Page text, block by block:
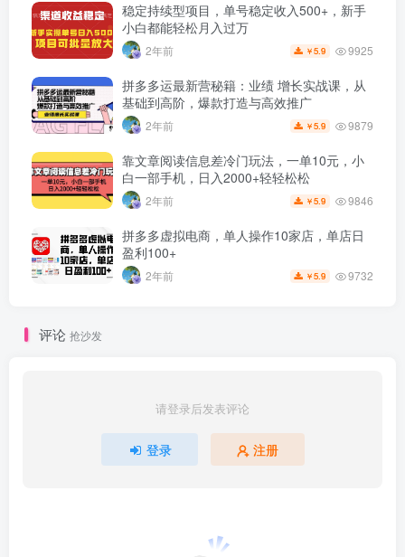
稳定持续型项目，单号稳定收入500+，新手
小白都能轻松月入过万
2年前 ￥5.9 9925
拼多多运最新营秘籍：业绩 增长实战课，从
基础到高阶，爆款打造与高效推广
2年前 ￥5.9 9879
靠文章阅读信息差冷门玩法，一单10元，小
白一部手机，日入2000+轻轻松松
2年前 ￥5.9 9846
拼多多虚拟电商，单人操作10家店，单店日
盈利100+
2年前 ￥5.9 9732
评论 抢沙发
请登录后发表评论
登录 注册